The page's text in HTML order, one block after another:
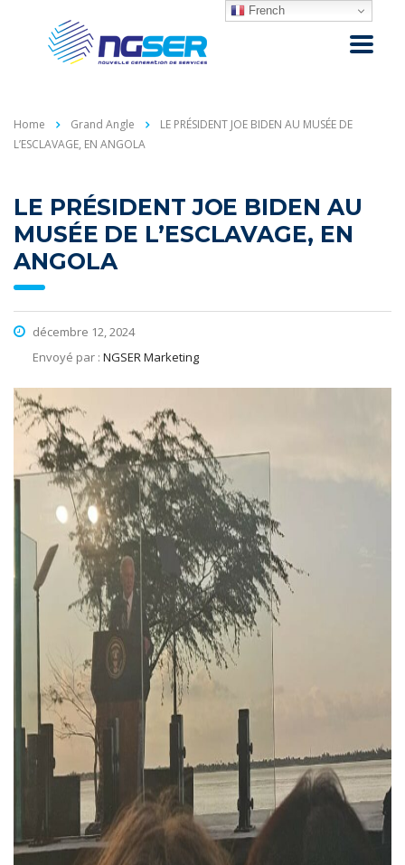
Home Grand Angle
LE PRÉSIDENT JOE BIDEN AU MUSÉE DE
L’ESCLAVAGE, EN ANGOLA
LE PRÉSIDENT JOE BIDEN AU
MUSÉE DE L’ESCLAVAGE, EN
ANGOLA
décembre 12, 2024
Envoyé par : NGSER Marketing
French